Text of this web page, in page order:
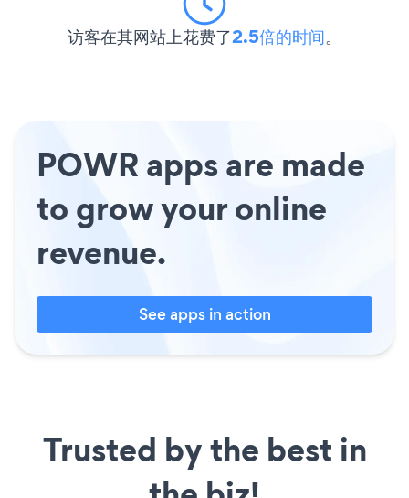
访客在其网站上花费了2.5倍的时间。
POWR apps are made
to grow your online
revenue.
See apps in action
Trusted by the best in